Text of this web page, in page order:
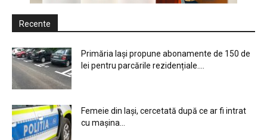
Recente
Primăria Iași propune abonamente de 150 de
lei pentru parcările rezidențiale....
Femeie din Iași, cercetată după ce ar fi intrat
cu mașina...